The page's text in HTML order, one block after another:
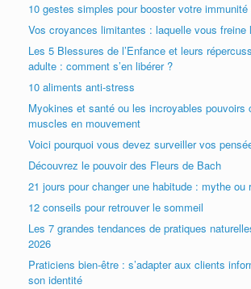
10 gestes simples pour booster votre immunité
Vos croyances limitantes : laquelle vous freine
Les 5 Blessures de l’Enfance et leurs
adulte : comment s’en libérer ?
10 aliments anti-stress
Myokines et santé ou les incroyables pouvoirs
muscles en mouvement
Voici pourquoi vous devez surveiller vos
Découvrez le pouvoir des Fleurs de Bach
21 jours pour changer une habitude : mythe ou
12 conseils pour retrouver le sommeil
Les 7 grandes tendances de pratiques
2026
Praticiens bien-être : s’adapter aux clients
son identité